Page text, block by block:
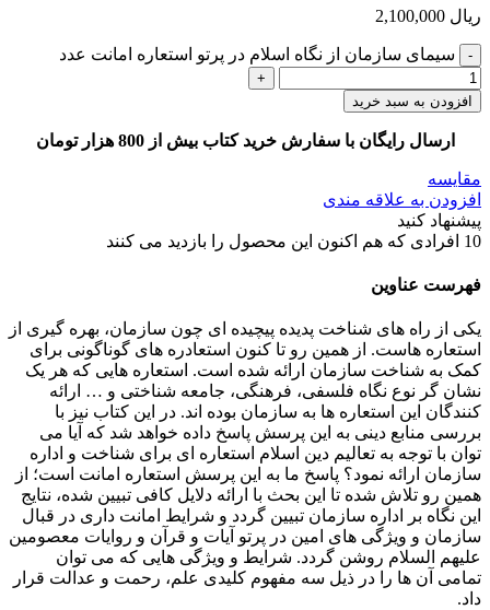
ریال
سیمای سازمان از نگاه اسلام در پرتو استعاره امانت عدد
افزودن به سبد خرید
ارسال رایگان با سفارش خرید کتاب بیش از 800 هزار تومان
مقایسه
افزودن به علاقه مندی
پیشنهاد کنید
10 افرادی که هم اکنون این محصول را بازدید می کنند
فهرست عناوین
یکی از راه های شناخت پدیده پیچیده ای چون سازمان، بهره گیری از
استعاره هاست. از همین رو تا کنون استعادره های گوناگونی برای
کمک به شناخت سازمان ارائه شده است. استعاره هایی که هر یک
نشان گر نوع نگاه فلسفی، فرهنگی، جامعه شناختی و … ارائه
کنندگان این استعاره ها به سازمان بوده اند. در این کتاب نیز با
بررسی منابع دینی به این پرسش پاسخ داده خواهد شد که آیا می
توان با توجه به تعالیم دین اسلام استعاره ای برای شناخت و اداره
سازمان ارائه نمود؟ پاسخ ما به این پرسش استعاره امانت است؛ از
همین رو تلاش شده تا این بحث با ارائه دلایل کافی تبیین شده، نتایج
این نگاه بر اداره سازمان تبیین گردد و شرایط امانت داری در قبال
سازمان و ویژگی های امین در پرتو آیات و قرآن و روایات معصومین
علیهم السلام روشن گردد. شرایط و ویژگی هایی که می توان
تمامی آن ها را در ذیل سه مفهوم کلیدی علم، رحمت و عدالت قرار
داد.